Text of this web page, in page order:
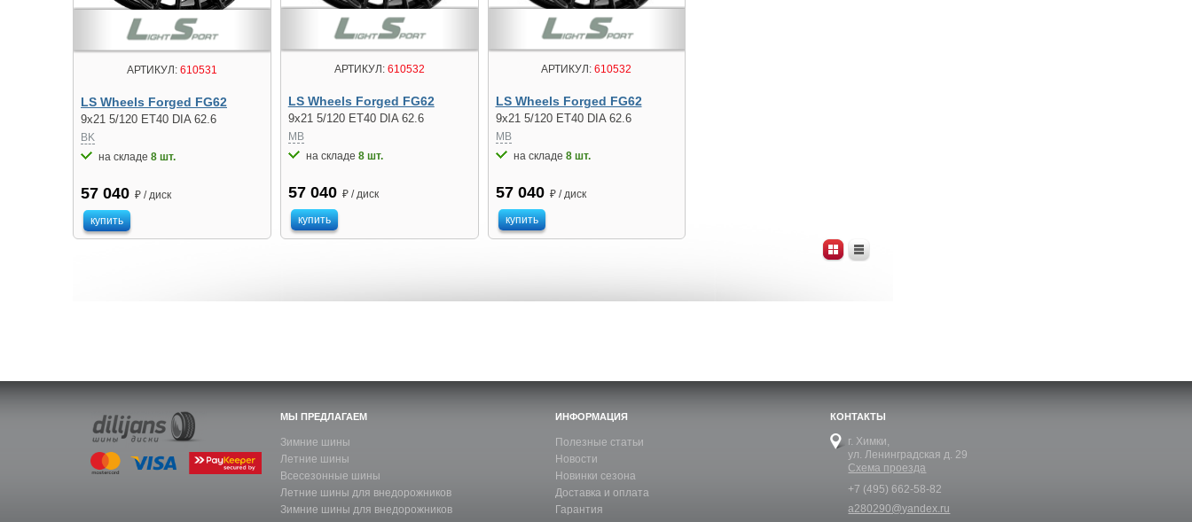
АРТИКУЛ:610531
LS Wheels Forged FG62
9x21 5/120 ET40 DIA 62.6
BK
на складе 8 шт.
57 040 ₽ / диск
купить
АРТИКУЛ:610532
LS Wheels Forged FG62
9x21 5/120 ET40 DIA 62.6
MB
на складе 8 шт.
57 040 ₽ / диск
купить
АРТИКУЛ: 610532
LS Wheels Forged FG62
9x21 5/120 ET40 DIA 62.6
MB
на складе 8 шт.
57 040 ₽ / диск
купить
МЫ ПРЕДЛАГАЕМ
Зимние шины
Летние шины
Всесезонные шины
Летние шины для внедорожников
Зимние шины для внедорожников
ИНФОРМАЦИЯ
Полезные статьи
Новости
Новинки сезона
Доставка и оплата
Гарантия
КОНТАКТЫ
г. Химки,
ул. Ленинградская д. 29
Схема проезда
+7 (495) 662-58-82
a280290@yandex.ru